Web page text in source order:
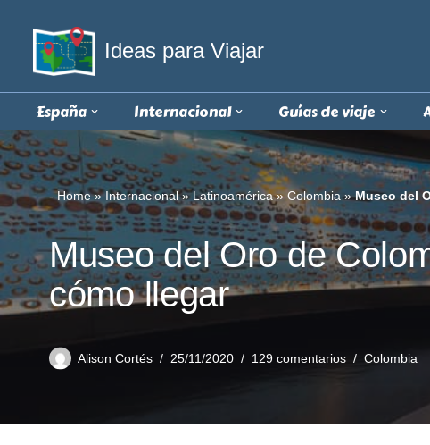
Saltar
contenido
Ideas para Viajar
España Internacional Guías de viaje
-Home»Internacional»Latinoamérica» Colombia»Museo del
Museo del Oro de
cómo llegar
Alison Cortés 25/11/2020 129 comentarios Colombia